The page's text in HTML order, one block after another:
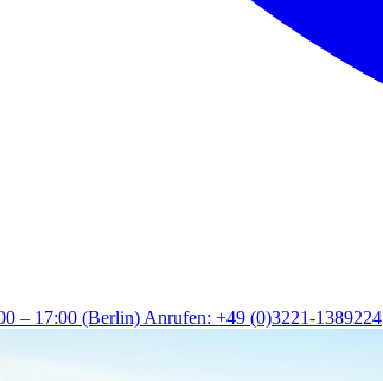
– 17:00 (Berlin) Anrufen: +49 (0)3221-1389224